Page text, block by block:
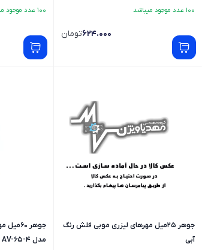
100 عدد موجود میباشد
624.000تومان
100 عدد موجود میباشد
جوهر 25میل مهرهای لیزری موبی فلش رنگ
آبی
جوهر
مدل AV-65-4